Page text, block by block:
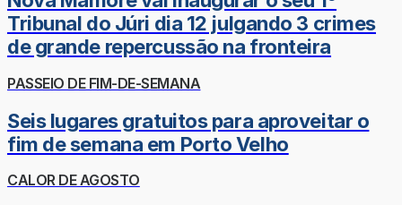
Tribunal do Júri dia 12 julgando 3 crimes
de grande repercussão na fronteira
PASSEIO DE FIM-DE-SEMANA
Seis lugares gratuitos para aproveitar o
fim de semana em Porto Velho
CALOR DE AGOSTO